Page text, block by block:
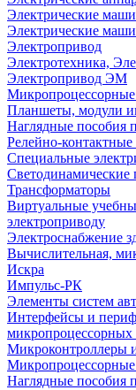
Электрические
Электрические
Электропривод
Электротехника,
Электропривод ЭМ
Микропроцессорные
Планшеты, модули
Наглядные пособия
Релейно-
Специальные
Трансформаторы
Виртуальные
электроприводу
Электроснабжение
Вычислительная,
Искра
Импульс-РК
Элементы систем
Интерфейсы и
микропроцессорных
Микроконтроллеры
Наглядные пособия